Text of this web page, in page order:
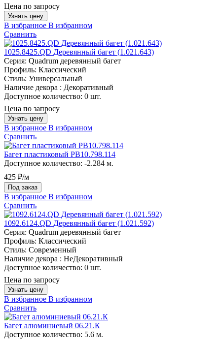
Цена по запросу
Узнать цену
В избранное В избранном
Сравнить
1025.8425.QD Деревянный багет (1.021.643)
Серия: Quadrum деревянный багет
Профиль: Классический
Стиль: Универсальный
Наличие декора : Декоративный
Доступное количество: 0 шт.
Цена по запросу
Узнать цену
В избранное В избранном
Сравнить
Багет пластиковый PB10.798.114
Доступное количество: -2.284 м.
425 ₽/м
Под заказ
В избранное В избранном
Сравнить
1092.6124.QD Деревянный багет (1.021.592)
Серия: Quadrum деревянный багет
Профиль: Классический
Стиль: Современный
Наличие декора : НеДекоративный
Доступное количество: 0 шт.
Цена по запросу
Узнать цену
В избранное В избранном
Сравнить
Багет алюминиевый 06.21.К
Доступное количество: 5.6 м.